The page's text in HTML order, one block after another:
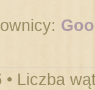
• Liczba